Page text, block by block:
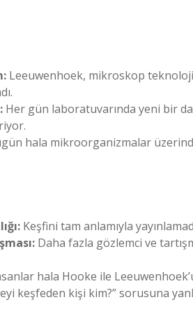
Leeuwenhoek, mikroskop
Her gün laboratuvarında yeni bir
hala mikroorganizmalar
Keşfini tam anlamıyla
Daha fazla gözlemci ve
hala Hooke ile
keşfeden kişi kim?” sorusuna